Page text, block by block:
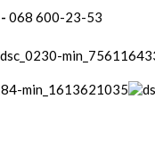
068 600-23-53